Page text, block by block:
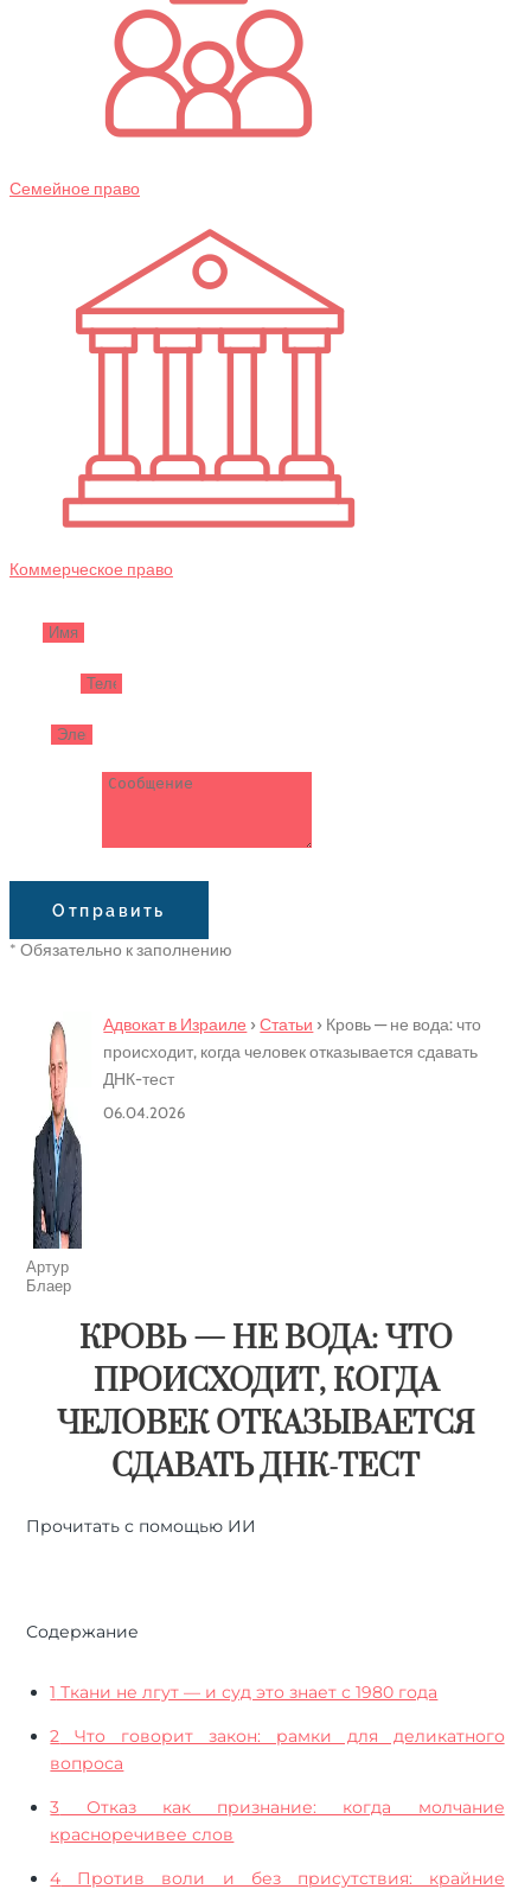
Семейное право
Коммерческое право
Отправить
* Обязательно к заполнению
Артур
Блаер
Адвокат в Израиле ›Статьи › Кровь — не вода: что
происходит, когда человек отказывается сдавать
ДНК-тест
06.04.2026
КРОВЬ — НЕ ВОДА: ЧТО
ПРОИСХОДИТ, КОГДА
ЧЕЛОВЕК ОТКАЗЫВАЕТСЯ
СДАВАТЬ ДНК-ТЕСТ
Прочитать с помощью ИИ
Содержание
1 Ткани не лгут — и суд это знает с 1980 года
2 Что говорит закон: рамки для деликатного
вопроса
3 Отказ как признание: когда молчание
красноречивее слов
4 Против воли и без присутствия: крайние